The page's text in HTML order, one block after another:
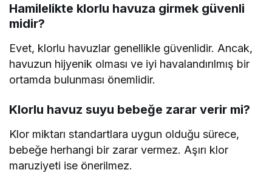
Hamilelikte klorlu havuza girmek güvenli
midir?
Evet, klorlu havuzlar genellikle güvenlidir. Ancak,
havuzun hijyenik olması ve iyi havalandırılmış bir
ortamda bulunması önemlidir.
Klorlu havuz suyu bebeğe zarar verir mi?
Klor miktarı standartlara uygun olduğu sürece,
bebeğe herhangi bir zarar vermez. Aşırı klor
maruziyeti ise önerilmez.